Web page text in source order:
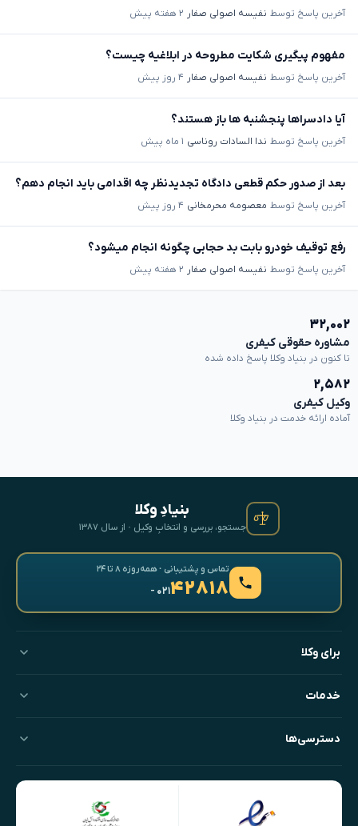
آخرین پاسخ توسط نفیسه اصولی صفار ۲ هفته پیش
مفهوم پیگیری شکایت مطروحه در ابلاغیه چیست؟
آخرین پاسخ توسط نفیسه اصولی صفار ۴ روز پیش
آیا دادسراها پنجشنبه ها باز هستند؟
آخرین پاسخ توسط ندا السادات روناسی ۱ ماه پیش
بعد از صدور حکم قطعی دادگاه تجدیدنظر چه اقدامی باید انجام دهم؟
آخرین پاسخ توسط معصومه محرمخانی ۴ روز پیش
رفع توقیف خودرو بابت بد حجابی چگونه انجام میشود؟
آخرین پاسخ توسط نفیسه اصولی صفار ۲ هفته پیش
۳۲,۰۰۲
مشاوره حقوقی کیفری
تا کنون در بنیاد وکلا پاسخ داده شده
۲,۵۸۲
وکیل کیفری
آماده ارائه خدمت در بنیاد وکلا
بنیادِ وکلا
جستجو، بررسی و انتخابِ وکیل · از سال ۱۳۸۷
تماس و پشتیبانی · همه‌روزه ۸ تا ۲۴
۴۲۸۱۸- ۰۲۱
برای وکلا
خدمات
دسترسی‌ها